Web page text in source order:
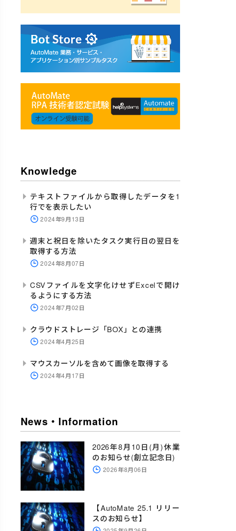
dl/05.pdf" SESSION="BrowserSession1" />
YES" />
>
active
Knowledge
テキストファイルから取得したデータを1
行でを表示したい
2024年9月13日
週末と祝日を除いたタスク実行日の翌日を
取得する方法
2024年8月07日
CSVファイルを文字化けせずExcelで開け
るようにする方法
2024年7月02日
クラウドストレージ「BOX」との連携
2024年4月25日
マウスカーソルを含めて画像を取得する
2024年4月17日
News・Information
2026年8月10日(月)休業
のお知らせ(創立記念日)
2026年8月06日
【AutoMate 25.1 リリー
スのお知らせ】